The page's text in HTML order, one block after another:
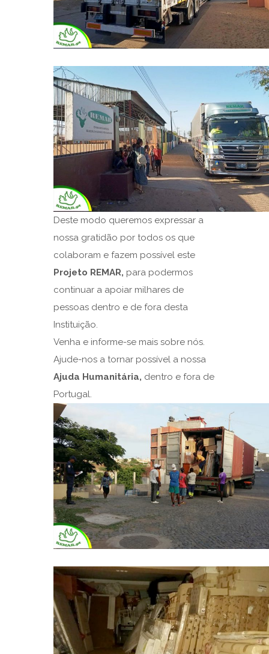
Deste modo queremos expressar a
nossa gratidão por todos os que
colaboram e fazem possível este
Projeto REMAR, para podermos
continuar a apoiar milhares de
pessoas dentro e de fora desta
Instituição.
Venha e informe-se mais sobre nós.
Ajude-nos a tornar possível a nossa
Ajuda Humanitária, dentro e fora de
Portugal.